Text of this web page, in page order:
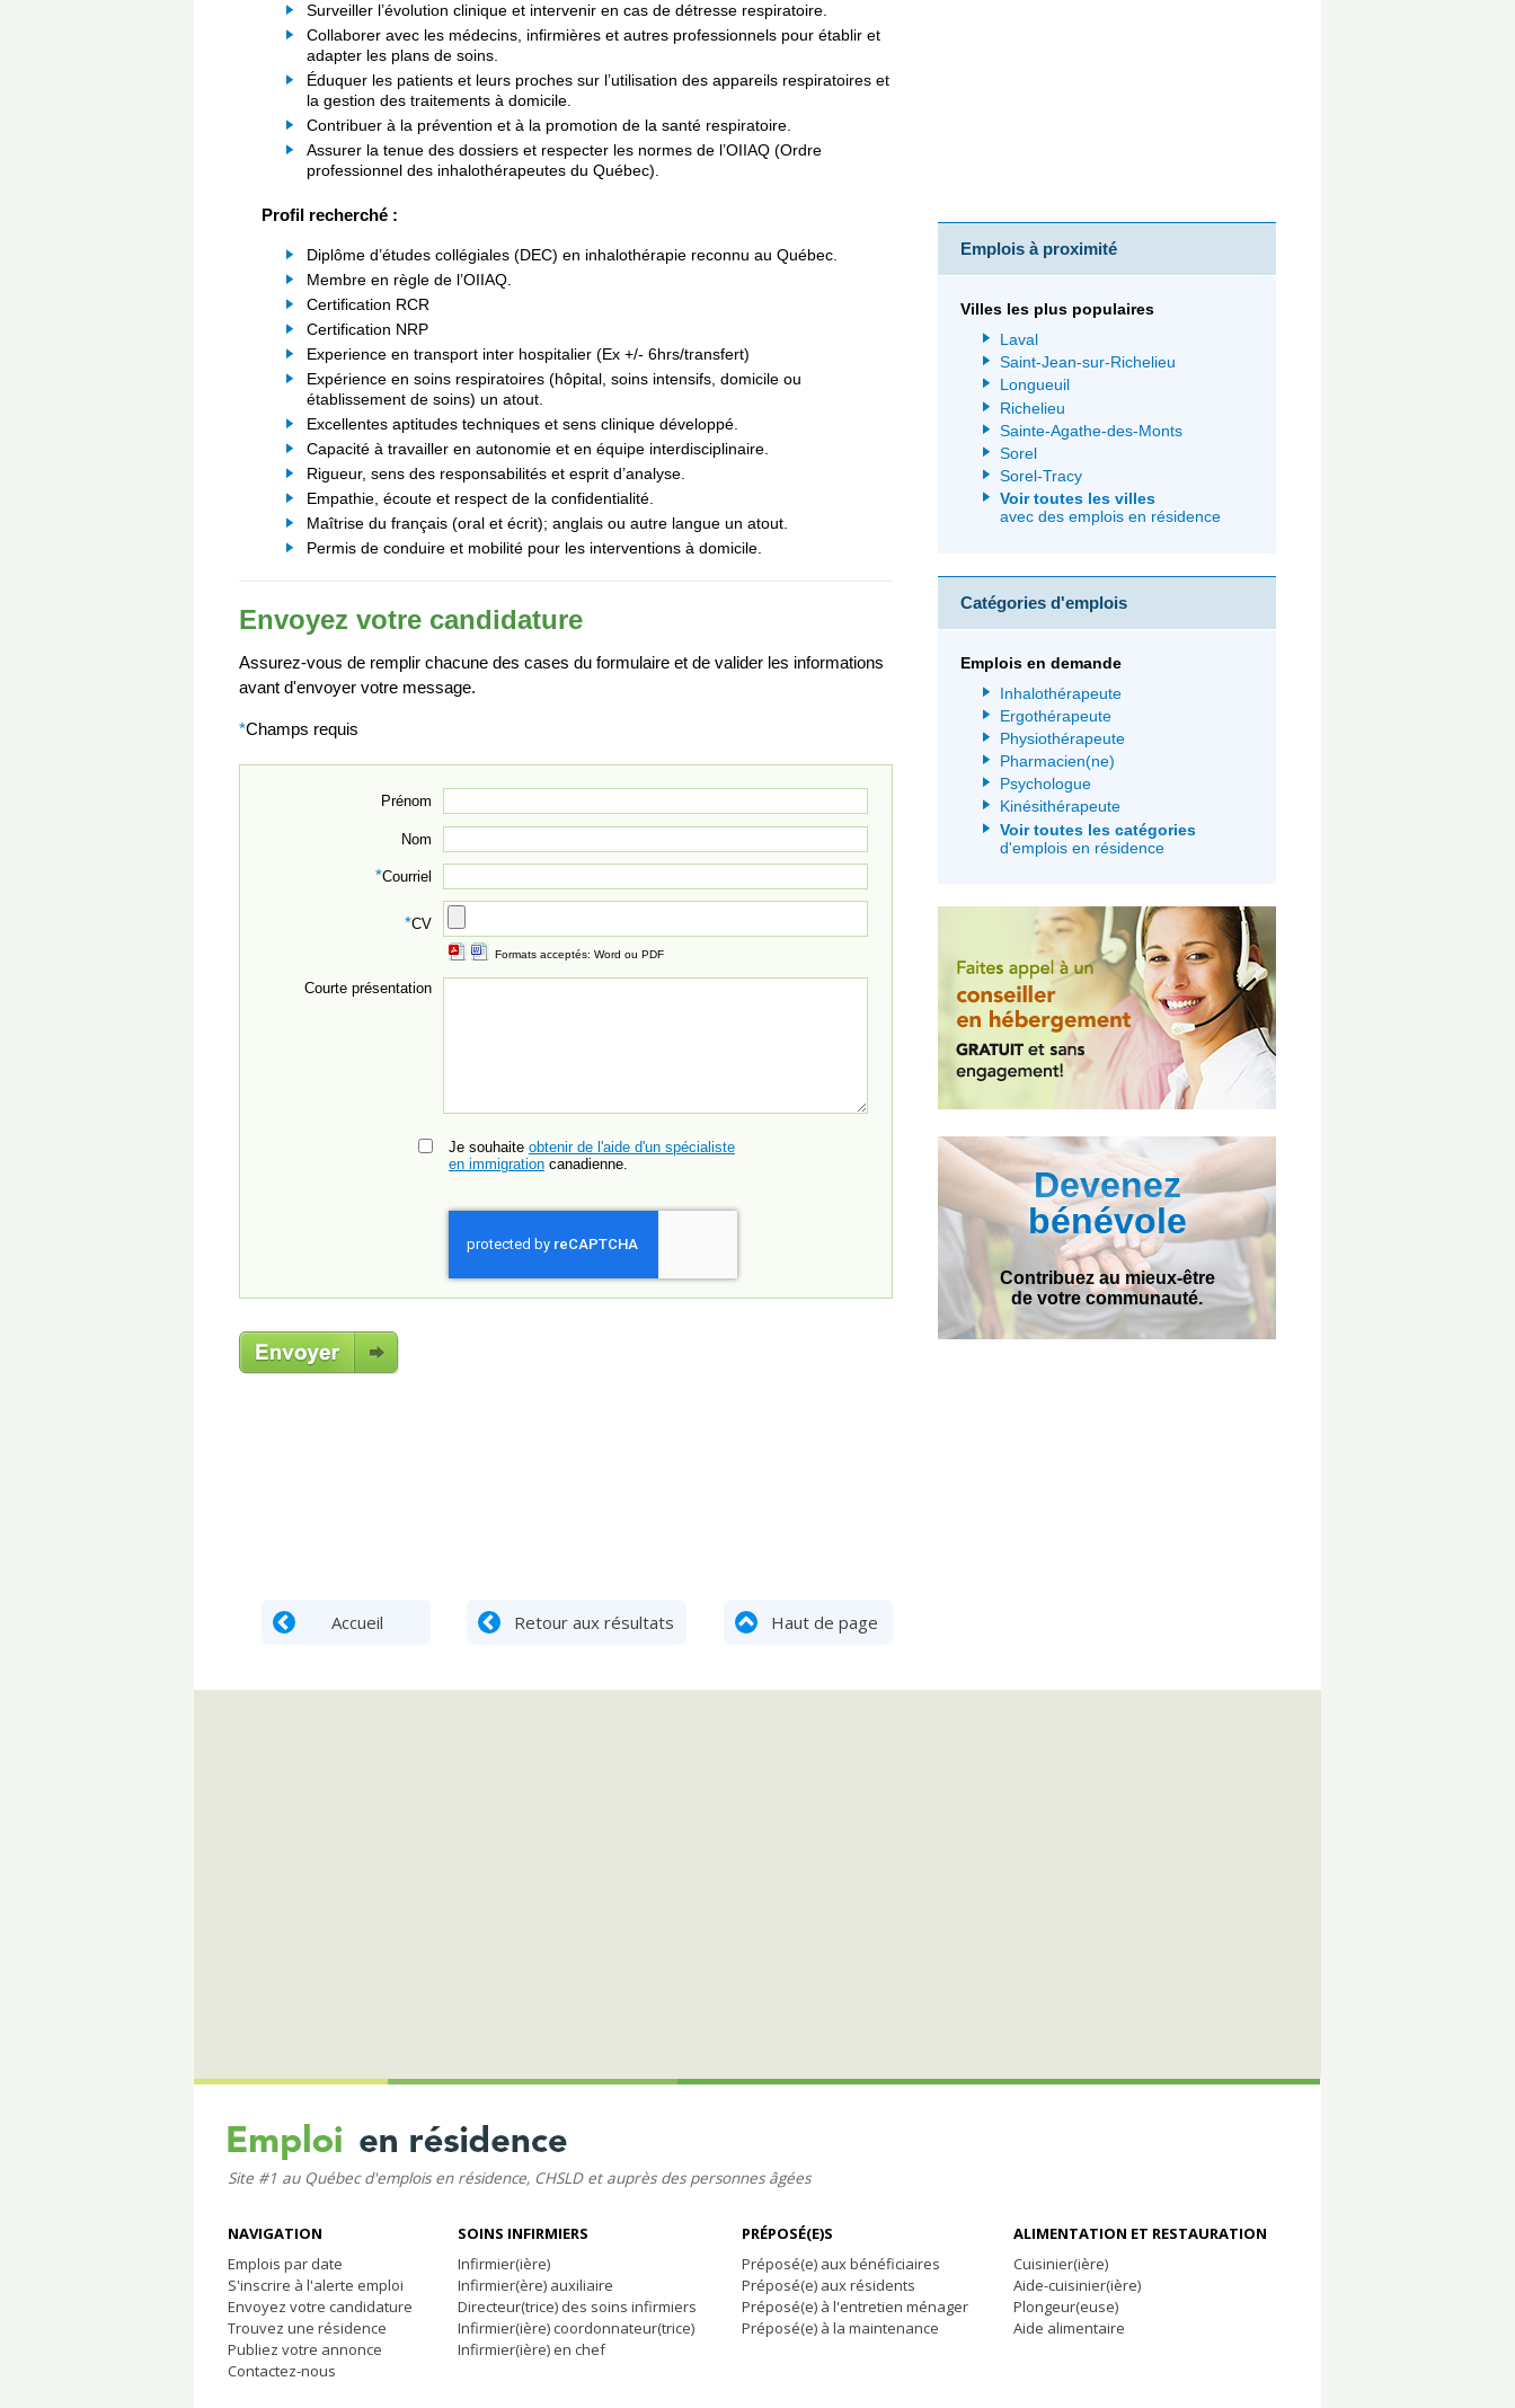
Surveiller l’évolution clinique et intervenir en cas de détresse respiratoire.
Collaborer avec les médecins, infirmières et autres professionnels pour établir et
adapter les plans de soins.
Éduquer les patients et leurs proches sur l’utilisation des appareils respiratoires et
la gestion des traitements à domicile.
Contribuer à la prévention et à la promotion de la santé respiratoire.
Assurer la tenue des dossiers et respecter les normes de l’OIIAQ (Ordre
professionnel des inhalothérapeutes du Québec).
Profil recherché :
Diplôme d’études collégiales (DEC) en inhalothérapie reconnu au Québec.
Membre en règle de l’OIIAQ.
Certification RCR
Certification NRP
Experience en transport inter hospitalier (Ex +/- 6hrs/transfert)
Expérience en soins respiratoires (hôpital, soins intensifs, domicile ou
établissement de soins) un atout.
Excellentes aptitudes techniques et sens clinique développé.
Capacité à travailler en autonomie et en équipe interdisciplinaire.
Rigueur, sens des responsabilités et esprit d’analyse.
Empathie, écoute et respect de la confidentialité.
Maîtrise du français (oral et écrit); anglais ou autre langue un atout.
Permis de conduire et mobilité pour les interventions à domicile.
Envoyez votre candidature
Assurez-vous de remplir chacune des cases du formulaire et de valider les informations
avant d'envoyer votre message.
*Champs requis
Prénom
Nom
*Courriel
*CV
Formats acceptés: Word ou PDF
Courte présentation
Je souhaite obtenir de l'aide d'un spécialiste
en immigration canadienne.
Haut de page
Accueil Retour aux résultats
Emplois à proximité
Villes les plus populaires
Laval
Saint-Jean-sur-Richelieu
Longueuil
Richelieu
Sainte-Agathe-des-Monts
Sorel
Sorel-Tracy
Voir toutes les villes
avec des emplois en résidence
Catégories d'emplois
Emplois en demande
Inhalothérapeute
Ergothérapeute
Physiothérapeute
Pharmacien(ne)
Psychologue
Kinésithérapeute
Voir toutes les catégories
d'emplois en résidence
Devenez
bénévole
Contribuez au mieux-être
de votre communauté.
Site #1 au Québec d'emplois en résidence, CHSLD et auprès des personnes âgées
NAVIGATION
Emplois par date
S'inscrire à l'alerte emploi
Envoyez votre candidature
Trouvez une résidence
Publiez votre annonce
Contactez-nous
SOINS INFIRMIERS
Infirmier(ière)
Infirmier(ère) auxiliaire
Directeur(trice) des soins infirmiers
Infirmier(ière) coordonnateur(trice)
Infirmier(ière) en chef
PRÉPOSÉ(E)S
Préposé(e) aux bénéficiaires
Préposé(e) aux résidents
Préposé(e) à l'entretien ménager
Préposé(e) à la maintenance
ALIMENTATION ET RESTAURATION
Cuisinier(ière)
Aide-cuisinier(ière)
Plongeur(euse)
Aide alimentaire